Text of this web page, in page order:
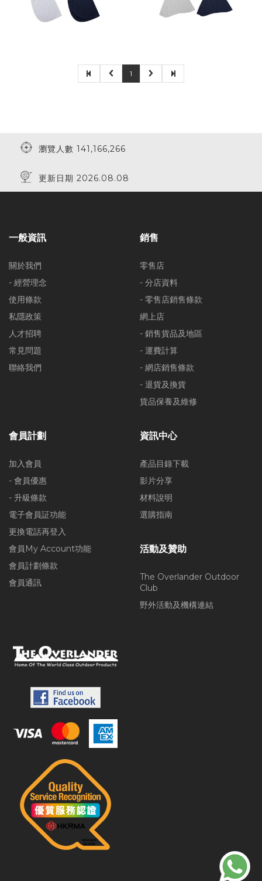
1
瀏覽人數 141,166,266
更新日期 2026.08.08
一般資訊
關於我們
- 經營理念
使用條款
私隱政策
人才招聘
常見問題
聯絡我們
銷售
零售店
- 分店資料
- 零售店銷售條款
網上店
- 銷售貨品及地區
- 運費計算
- 網店銷售條款
- 退貨及換貨
貨品保養及維修
會員計劃
加入會員
- 會員優惠
- 升級條款
電子會員証功能
更換電話再登入
會員My Account功能
會員計劃條款
會員通訊
資訊中心
產品目錄下載
影片分享
材料說明
選購指南
活動及贊助
The Overlander Outdoor
Club
野外活動及機構連結